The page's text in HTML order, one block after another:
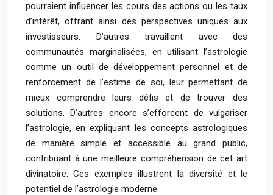
pourraient influencer les cours des actions ou les taux
d’intérêt, offrant ainsi des perspectives uniques aux
investisseurs. D’autres travaillent avec des
communautés marginalisées, en utilisant l’astrologie
comme un outil de développement personnel et de
renforcement de l’estime de soi, leur permettant de
mieux comprendre leurs défis et de trouver des
solutions. D’autres encore s’efforcent de vulgariser
l’astrologie, en expliquant les concepts astrologiques
de manière simple et accessible au grand public,
contribuant à une meilleure compréhension de cet art
divinatoire. Ces exemples illustrent la diversité et le
potentiel de l’astrologie moderne.